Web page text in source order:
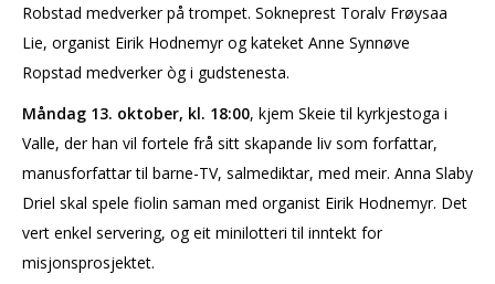
Robstad medverker på trompet. Sokneprest Toralv Frøysaa
Lie, organist Eirik Hodnemyr og kateket Anne Synnøve
Ropstad medverker òg i gudstenesta.
Måndag 13. oktober, kl. 18:00, kjem Skeie til kyrkjestoga i
Valle, der han vil fortele frå sitt skapande liv som forfattar,
manusforfattar til barne-TV, salmediktar, med meir. Anna Slaby
Driel skal spele fiolin saman med organist Eirik Hodnemyr. Det
vert enkel servering, og eit minilotteri til inntekt for
misjonsprosjektet.